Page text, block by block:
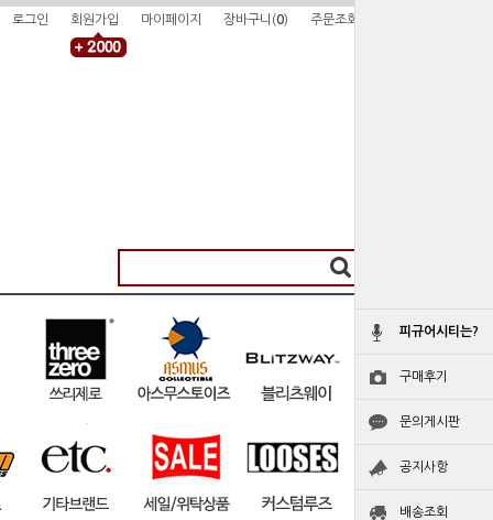
피규어시티는?
구매후기
문의게시판
공지사항
배송조회
로그인 회원가입 마이페이지 장바구니(0) 주문조회